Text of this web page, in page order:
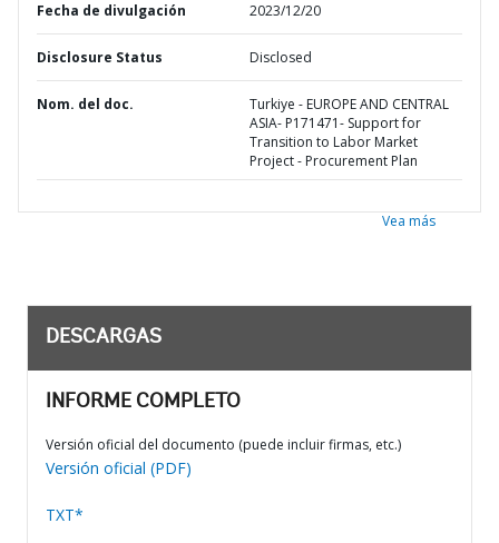
Fecha de divulgación 2023/12/20
Disclosure Status Disclosed
Nom. del doc.
Turkiye - EUROPE AND CENTRAL
ASIA- P171471- Support for
Transition to Labor Market
Project - Procurement Plan
Vea más
DESCARGAS
INFORME COMPLETO
Versión oficial del documento (puede incluir firmas, etc.)
Versión oficial (PDF)
TXT*